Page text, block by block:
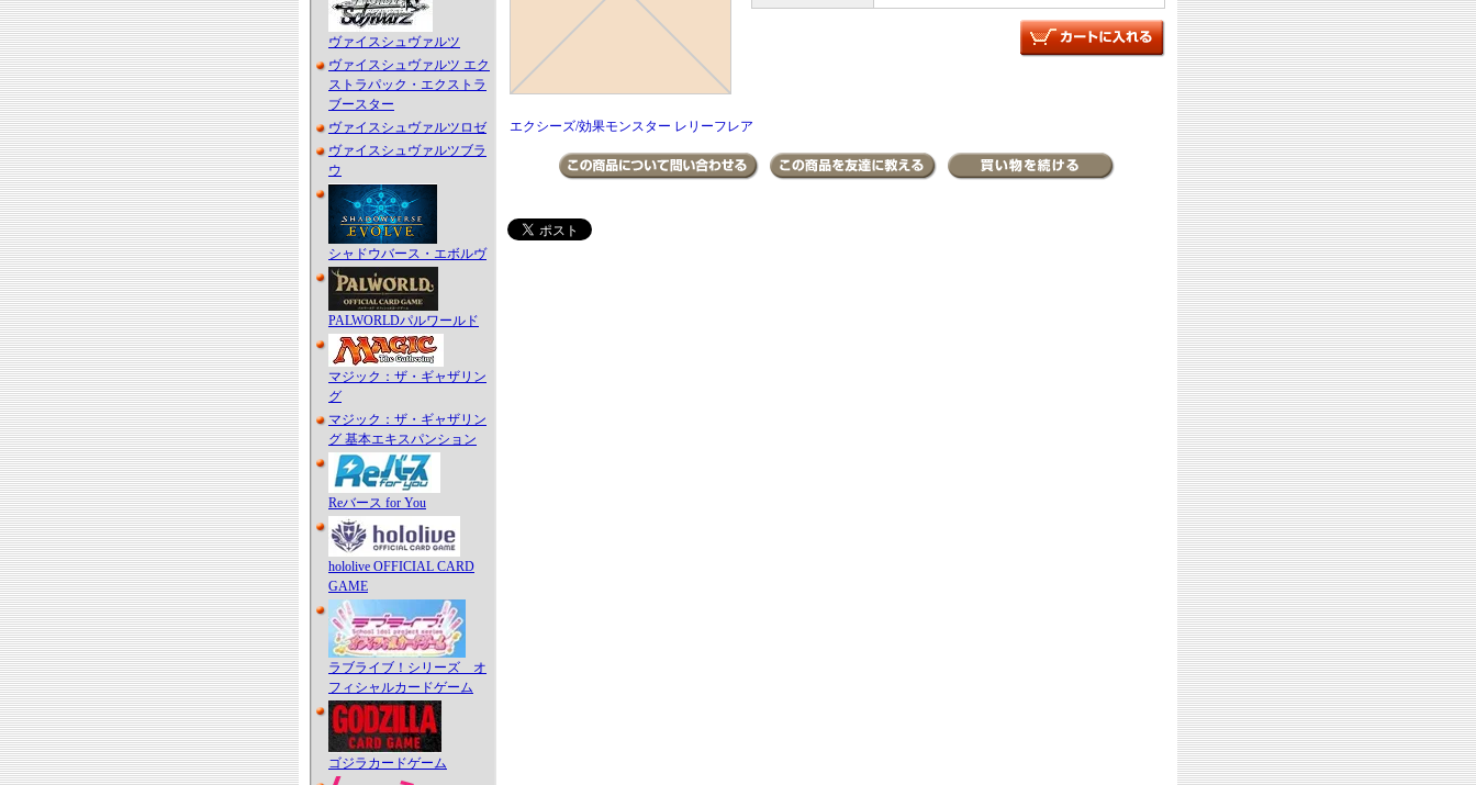
ヴァイスシュヴァルツ
ヴァイスシュヴァルツ エク
ストラパック・エクストラ
ブースター
ヴァイスシュヴァルツロゼ
ヴァイスシュヴァルツブラ
ウ
シャドウバース・エボルヴ
PALWORLDパルワールド
マジック：ザ・ギャザリン
グ
マジック：ザ・ギャザリン
グ 基本エキスパンション
Reバース for You
hololive OFFICIAL CARD
GAME
ラブライブ！シリーズ オ
フィシャルカードゲーム
ゴジラカードゲーム
エクシーズ/効果モンスター レリーフレア